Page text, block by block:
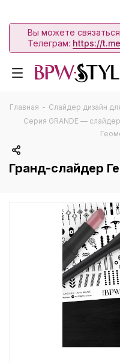
Вы можете
Телеграм: https://
Главная - Слайдер дизайн
Серия GRANDE —
Гранд-слайдер